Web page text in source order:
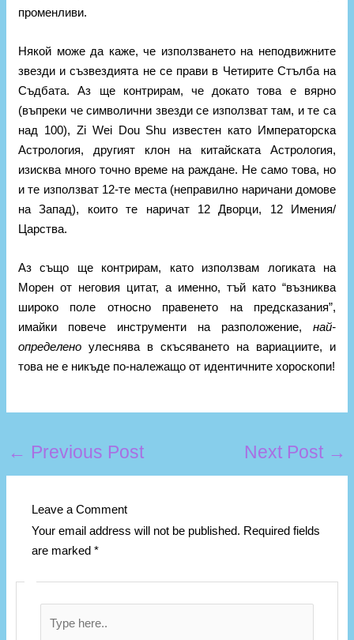
променливи.
Някой може да каже, че използването на неподвижните
звезди и съзвездията не се прави в Четирите Стълба на
Съдбата. Аз ще контрирам, че докато това е вярно
(въпреки че символични звезди се използват там, и те са
над 100), Zi Wei Dou Shu известен като Императорска
Астрология, другият клон на китайската Астрология,
изисква много точно време на раждане. Не само това, но
и те използват 12-те места (неправилно наричани домове
на Запад), които те наричат ​​12 Дворци, 12 Имения/
Царства.
Аз също ще контрирам, като използвам логиката на
Морен от неговия цитат, а именно, тъй като “възниква
широко поле относно правенето на предсказания”,
имайки повече инструменти на разположение, най-
определено улеснява в скъсяването на вариациите, и
това не е никъде по-належащо от идентичните хороскопи!
← Previous Post Next Post →
Leave a Comment
Your email address will not be published. Required fields
are marked*
here..